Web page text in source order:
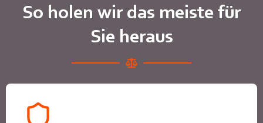
So holen wir das meiste für
Sie heraus